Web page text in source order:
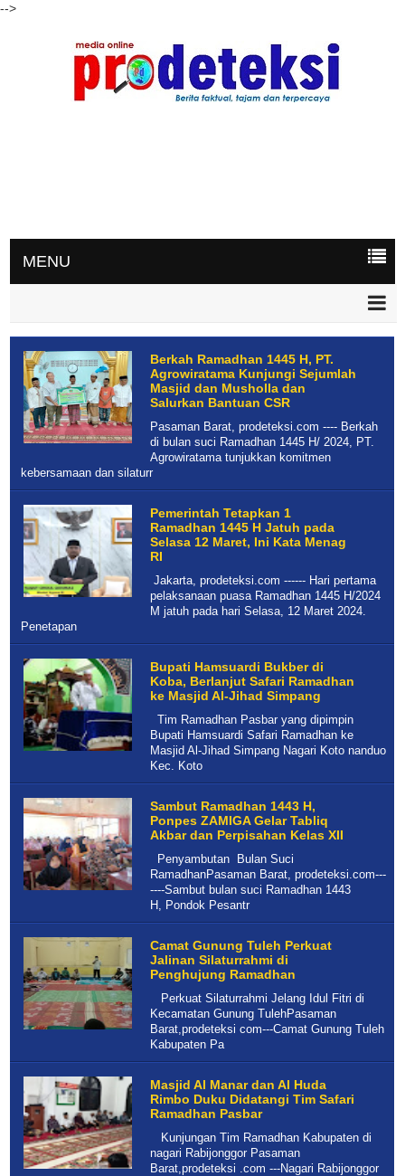
-->
MENU
Berkah Ramadhan 1445 H, PT.
Agrowiratama Kunjungi Sejumlah
Masjid dan Musholla dan
Salurkan Bantuan CSR
Pasaman Barat, prodeteksi.com ---- Berkah
di bulan suci Ramadhan 1445 H/ 2024, PT.
Agrowiratama tunjukkan komitmen
kebersamaan dan silaturr
Pemerintah Tetapkan 1
Ramadhan 1445 H Jatuh pada
Selasa 12 Maret, Ini Kata Menag
RI
Jakarta, prodeteksi.com ------ Hari pertama
pelaksanaan puasa Ramadhan 1445 H/2024
M jatuh pada hari Selasa, 12 Maret 2024.
Penetapan
Bupati Hamsuardi Bukber di
Koba, Berlanjut Safari Ramadhan
ke Masjid Al-Jihad Simpang
Tim Ramadhan Pasbar yang dipimpin
Bupati Hamsuardi Safari Ramadhan ke
Masjid Al-Jihad Simpang Nagari Koto nanduo
Kec. Koto
Sambut Ramadhan 1443 H,
Ponpes ZAMIGA Gelar Tabliq
Akbar dan Perpisahan Kelas XII
Penyambutan Bulan Suci
RamadhanPasaman Barat, prodeteksi.com---
----Sambut bulan suci Ramadhan 1443
H, Pondok Pesantr
Camat Gunung Tuleh Perkuat
Jalinan Silaturrahmi di
Penghujung Ramadhan
Perkuat Silaturrahmi Jelang Idul Fitri di
Kecamatan Gunung TulehPasaman
Barat,prodeteksi com---Camat Gunung Tuleh
Kabupaten Pa
Masjid Al Manar dan Al Huda
Rimbo Duku Didatangi Tim Safari
Ramadhan Pasbar
Kunjungan Tim Ramadhan Kabupaten di
nagari Rabijonggor Pasaman
Barat,prodeteksi .com ---Nagari Rabijonggor